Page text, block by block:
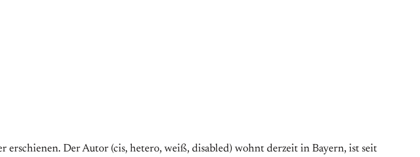
erschienen. Der Autor (cis, hetero, weiß, disabled) wohnt derzeit in Bayern, ist seit